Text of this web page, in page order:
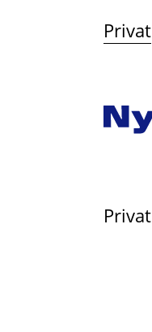
Privat
Privat